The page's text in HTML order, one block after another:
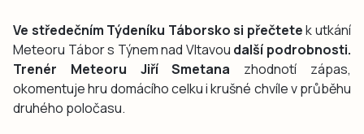
Ve středečním Týdeníku Táborsko si přečtetek utkání
Meteoru Tábor s Týnem nad Vltavou další podrobnosti.
Trenér Meteoru Jiří Smetana zhodnotí zápas,
okomentuje hru domácího celku i krušné chvíle v průběhu
druhého poločasu.